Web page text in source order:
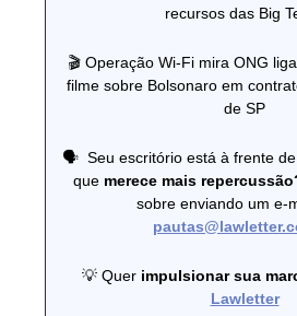
recursos das Big
🎬 Operação Wi-Fi mira ONG
filme sobre Bolsonaro em
de SP
🗣 ️ Seu escritório está à frente
que merece mais
sobre enviando um e-
💡 Quer impulsionar sua
Lawletter